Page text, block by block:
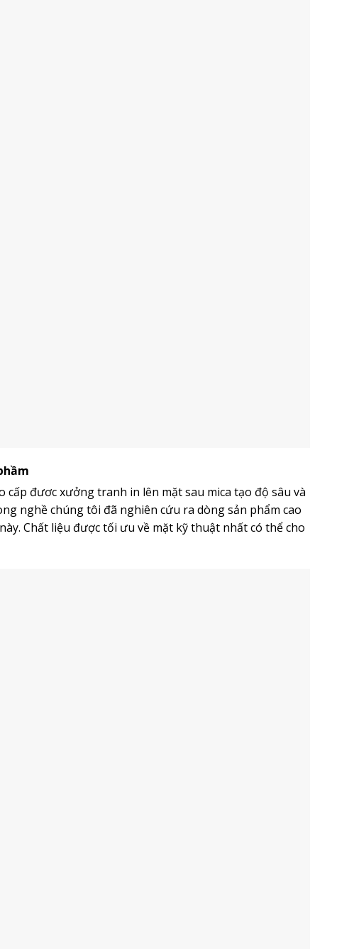
cấp đươc xưởng tranh in lên mặt sau mica tạo độ sâu và
nghề chúng tôi đã nghiên cứu ra dòng sản phẩm cao
Chất liệu được tối ưu về mặt kỹ thuật nhất có thể cho